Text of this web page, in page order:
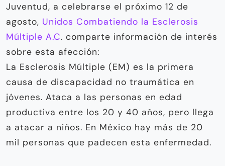
Juventud, a celebrarse el próximo 12 de
agosto, Unidos Combatiendo la Esclerosis
Múltiple A.C. comparte información de interés
sobre esta afección:
La Esclerosis Múltiple (EM) es la primera
causa de discapacidad no traumática en
jóvenes. Ataca a las personas en edad
productiva entre los 20 y 40 años, pero llega
a atacar a niños. En México hay más de 20
mil personas que padecen esta enfermedad.